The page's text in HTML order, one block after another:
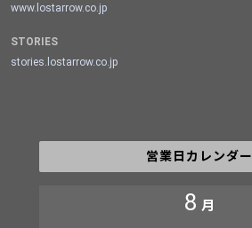
www.lostarrow.co.jp
STORIES
stories.lostarrow.co.jp
営業日カレンダー
8 月